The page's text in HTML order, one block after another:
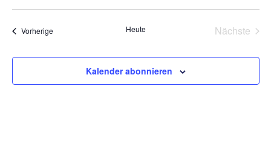
wählen.
VorherigeVeranstaltungen Heute Nächste
Kalender abonnieren